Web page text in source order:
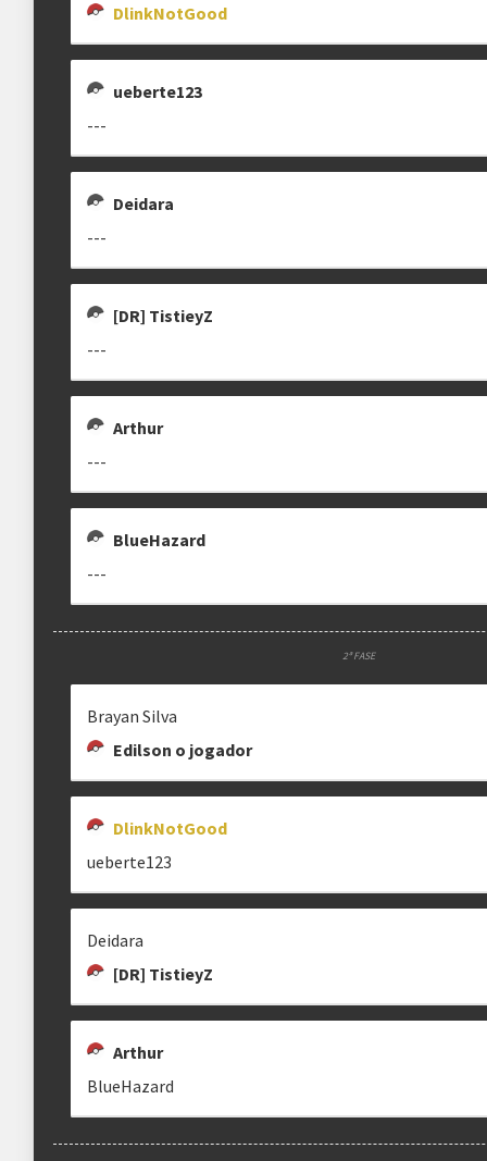
Multiplicador
clicando aqui
DlinkNotGood
ueberte123
---
Deidara
---
[DR] TistieyZ
---
Arthur
---
BlueHazard
---
2ª FASE
Brayan Silva
Edilson o jogador
DlinkNotGood
ueberte123
Deidara
[DR] TistieyZ
Arthur
BlueHazard